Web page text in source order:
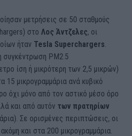
μετρήσεις σε 50 σταθμούς
στο Λος Άντζελες, οι
ήταν Tesla Superchargers
συγκέντρωση PM2.5
ίση ή μικρότερη των 2,5 μικρών)
15 μικρογραμμάρια ανά κυβικό
όχι μόνο από τον αστικό μέσο όρο
και από αυτόν των πρατηρίων
Σε ορισμένες περιπτώσεις, οι
και στα 200 μικρογραμμάρια.